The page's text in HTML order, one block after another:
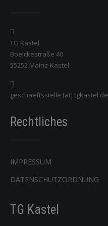
TG Kastel
Boelckestraße 40
55252 Mainz-Kastel
geschaeftsstelle [at] tgkastel.de
Rechtliches
IMPRESSUM
DATENSCHUTZORDNUNG
TG Kastel